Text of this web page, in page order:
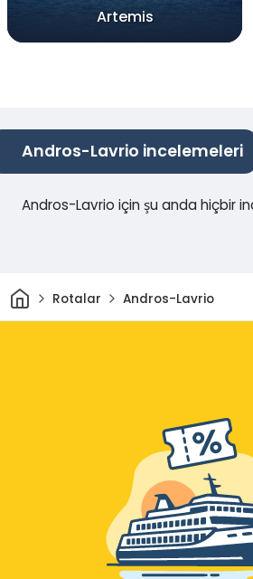
Artemis
Andros-Lavrio incelemeleri
Andros-Lavrio için şu anda hiçbir
Ev Rotalar Andros-Lavrio